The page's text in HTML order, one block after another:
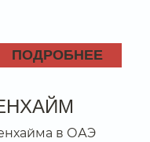
ПОДРОБНЕЕ
в ОАЭ